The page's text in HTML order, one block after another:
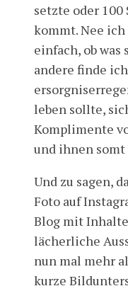
setzte oder
kommt. Nee ich
einfach, ob was
andere finde
leben sollte,
Komplimente
und ihnen
Und zu sagen,
Foto auf
Blog mit
lächerliche
nun mal mehr
kurze